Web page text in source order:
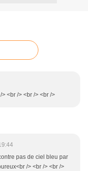
<br /> <br /> <br />
pas de ciel bleu par
/> <br /> <br />